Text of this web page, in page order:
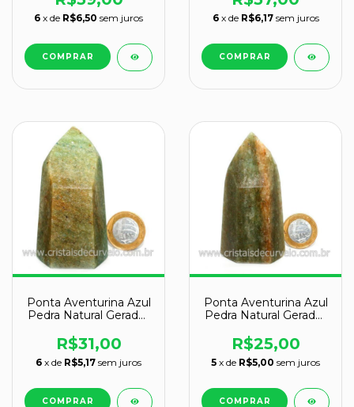
6 x de R$6,50 sem juros 6 x de R$6,17 sem juros
Ponta Aventurina Azul
Pedra Natural Gerador
R$31,00
6 x de R$5,17 sem juros
Ponta Aventurina Azul
Pedra Natural Gerador
R$25,00
5 x de R$5,00 sem juros